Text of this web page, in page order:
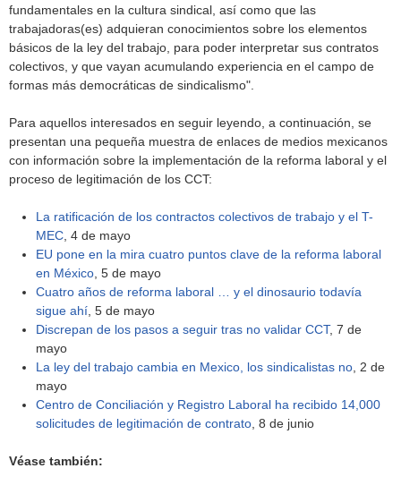
fundamentales en la cultura sindical, así como que las
trabajadoras(es) adquieran conocimientos sobre los elementos
básicos de la ley del trabajo, para poder interpretar sus contratos
colectivos, y que vayan acumulando experiencia en el campo de
formas más democráticas de sindicalismo".
Para aquellos interesados en seguir leyendo, a continuación, se
presentan una pequeña muestra de enlaces de medios mexicanos
con información sobre la implementación de la reforma laboral y el
proceso de legitimación de los CCT:
La ratificación de los contractos colectivos de trabajo y el T-
MEC, 4 de mayo
EU pone en la mira cuatro puntos clave de la reforma laboral
en México, 5 de mayo
Cuatro años de reforma laboral … y el dinosaurio todavía
sigue ahí, 5 de mayo
Discrepan de los pasos a seguir tras no validar CCT, 7 de
mayo
La ley del trabajo cambia en Mexico, los sindicalistas no, 2 de
mayo
Centro de Conciliación y Registro Laboral ha recibido 14,000
solicitudes de legitimación de contrato, 8 de junio
Véase también: